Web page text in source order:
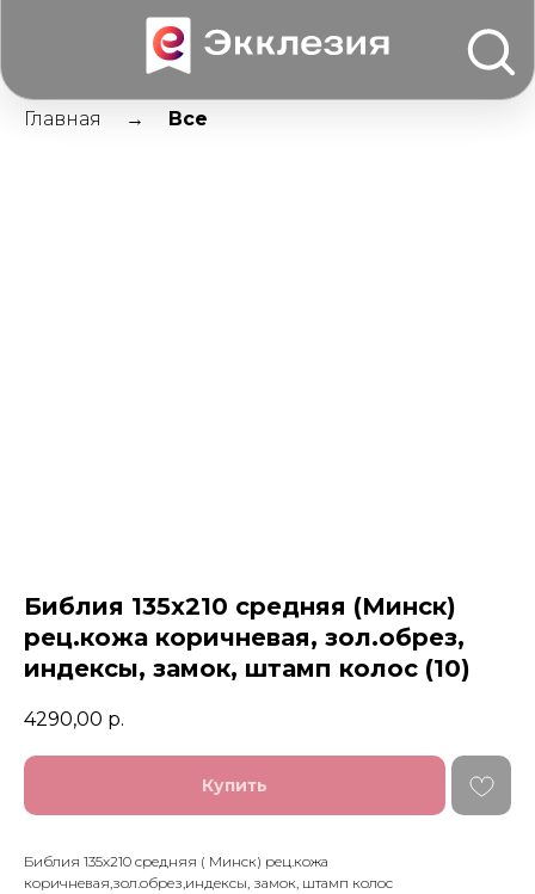
Главная Все
Библия 135х210 средняя (Минск)
рец.кожа коричневая, зол.обрез,
индексы, замок, штамп колос (10)
4290,00 р.
Купить
Библия 135х210 средняя ( Минск) рец.кожа
коричневая,зол.обрез,индексы, замок, штамп колос